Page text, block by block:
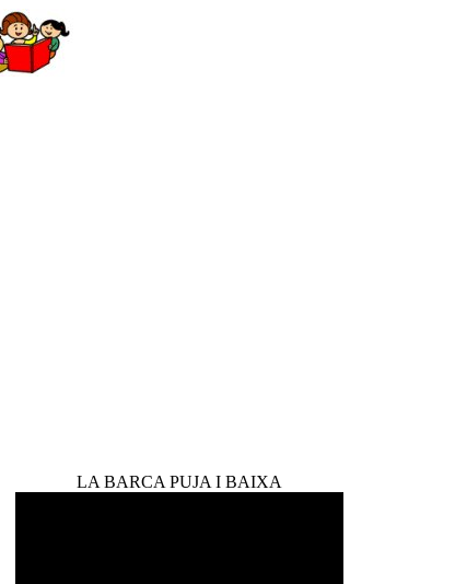
LA BARCA PUJA I BAIXA